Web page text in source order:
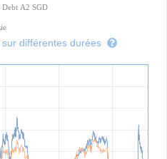
A2 SGD
différentes durées